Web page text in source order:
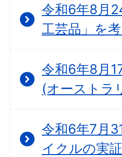
令和6年8月
工芸品」を
令和6年8月
(オーストラ
令和6年7月
イクルの実